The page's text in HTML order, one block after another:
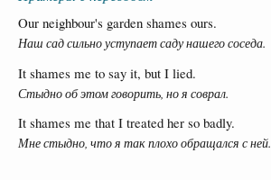
Our neighbour's garden shames ours.
Наш сад сильно уступает саду нашего соседа.
It shames me to say it, but I lied.
Стыдно об этом говорить, но я соврал.
It shames me that I treated her so badly.
Мне стыдно, что я так плохо обращался с ней.